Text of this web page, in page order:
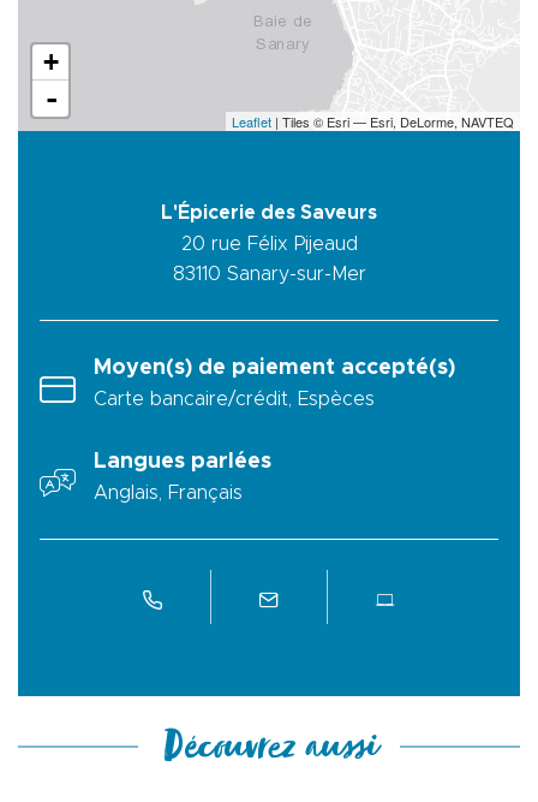
+
-
Leaflet | Tiles © Esri — Esri, DeLorme, NAVTEQ
L'Épicerie des Saveurs
20 rue Félix Pijeaud
83110 Sanary-sur-Mer
Moyen(s) de paiement accepté(s)
Carte bancaire/crédit, Espèces
Langues parlées
Anglais, Français
Découvrez aussi